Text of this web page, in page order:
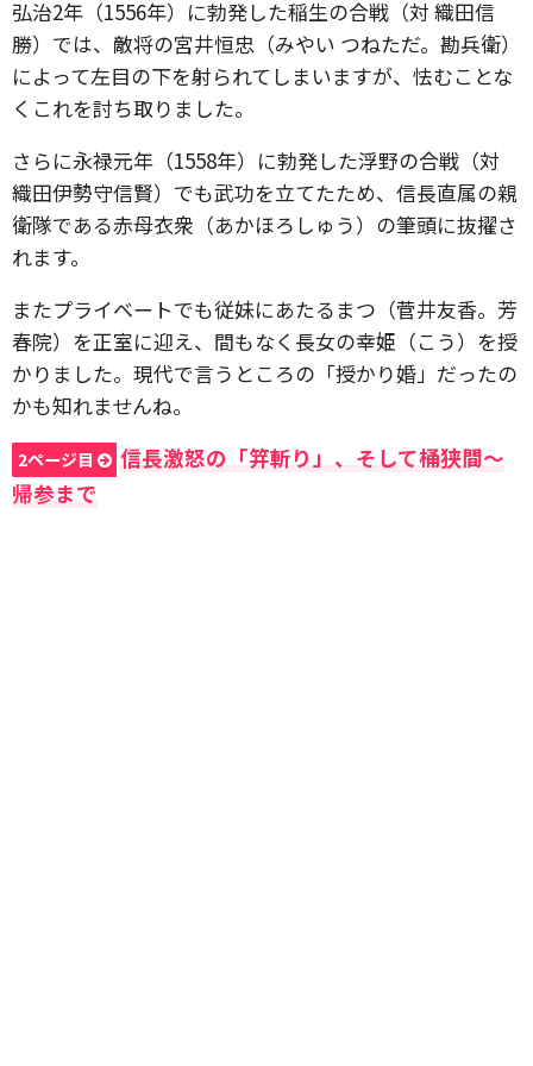
弘治2年（1556年）に勃発した稲生の合戦（対 織田信
勝）では、敵将の宮井恒忠（みやい つねただ。勘兵衛）
によって左目の下を射られてしまいますが、怯むことな
くこれを討ち取りました。
さらに永禄元年（1558年）に勃発した浮野の合戦（対
織田伊勢守信賢）でも武功を立てたため、信長直属の親
衛隊である赤母衣衆（あかほろしゅう）の筆頭に抜擢さ
れます。
またプライベートでも従妹にあたるまつ（菅井友香。芳
春院）を正室に迎え、間もなく長女の幸姫（こう）を授
かりました。現代で言うところの「授かり婚」だったの
かも知れませんね。
2ページ目
信長激怒の「笄斬り」、そして桶狭間〜
帰参まで